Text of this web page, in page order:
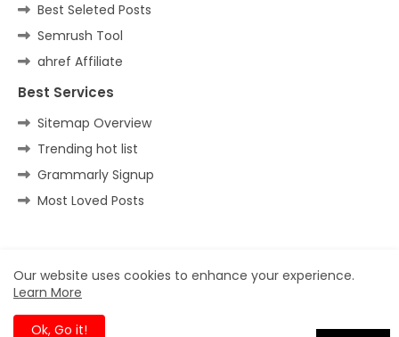
Best Seleted Posts
Semrush Tool
ahref Affiliate
Best Services
Sitemap Overview
Trending hot list
Grammarly Signup
Most Loved Posts
Home Contact us Privacy Policy
Our website uses cookies to enhance your experience.
Learn More
Ok, Go it!